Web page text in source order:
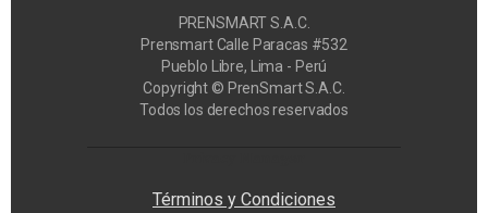
PRENSMART S.A.C.
Prensmart Calle Paracas #532
Pueblo Libre, Lima - Perú
Copyright © PrenSmart S.A.C.
Todos los derechos reservados
Términos y Condiciones